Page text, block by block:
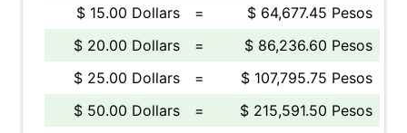
$ 15.00 Dollars
=
$ 64,677.45 Pesos
$ 20.00 Dollars
=
$ 86,236.60 Pesos
$ 25.00 Dollars
=
$ 107,795.75 Pesos
$ 50.00 Dollars
=
$ 215,591.50 Pesos